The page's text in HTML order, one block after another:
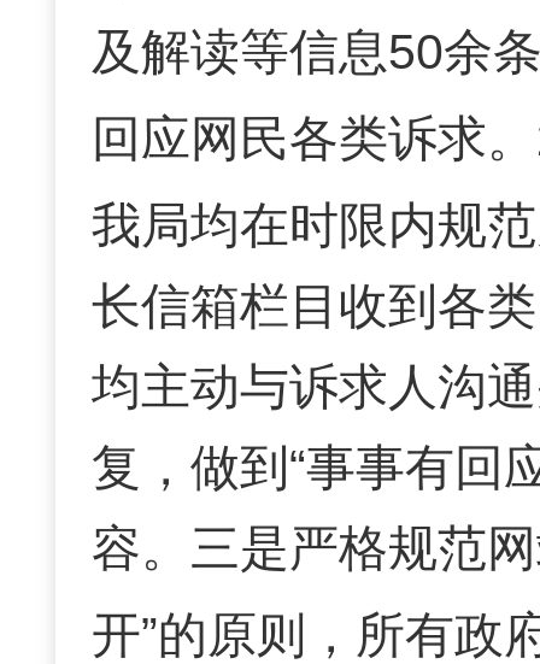
及解读等信息50余
回应网民各类诉求。
我局均在时限内规
长信箱栏目收到各
均主动与诉求人沟
复，做到“事事有回
容。 三是严格规范
开”的原则，所有政